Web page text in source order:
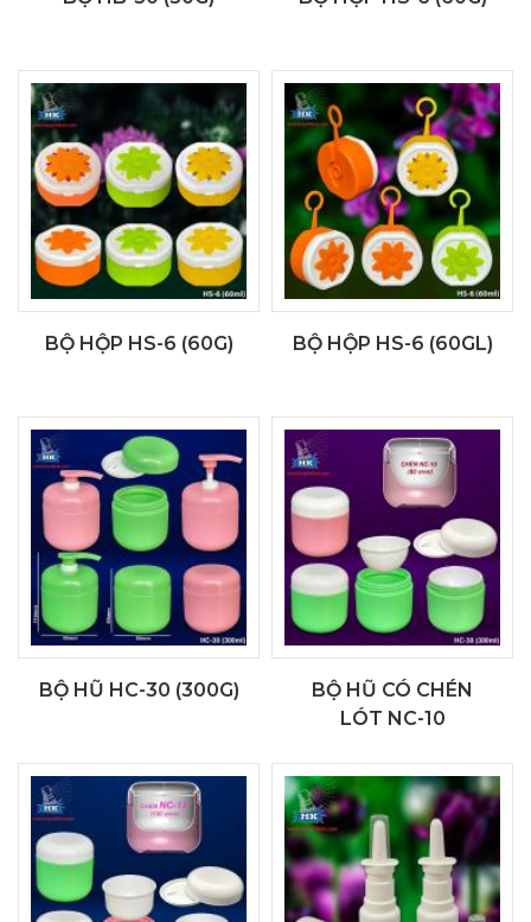
BỘ HỘP HS-6 (60G) BỘ HỘP HS-6 (60GL)
BỘ HŨ HC-30 (300G)
BỘ HŨ CÓ CHÉN
LÓT NC-10